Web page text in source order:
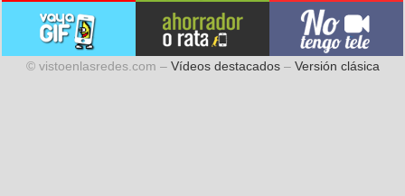
© vistoenlasredes.com – Vídeos destacados– Versión clásica